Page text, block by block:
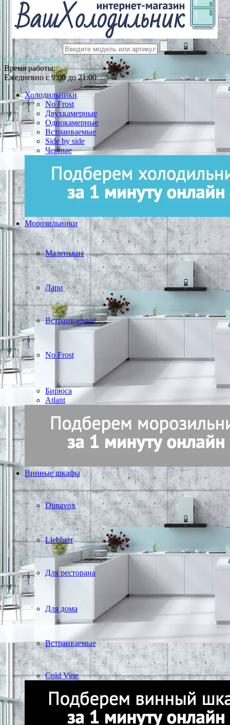
Обратный звонок
Время работы:
Ежедневно с 9:00 до 21:00
Холодильники
No Frost
Двухкамерные
Однокамерные
Встраиваемые
Side by side
Черные
Морозильники
Маленькие
Лари
Встраиваемые
No Frost
Бирюса
Atlant
Винные шкафы
Dunavox
Liebherr
Для ресторана
Для дома
Встраиваемые
Cold Vine